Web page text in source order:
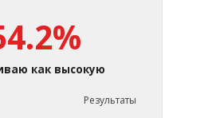
как высокую
Результаты